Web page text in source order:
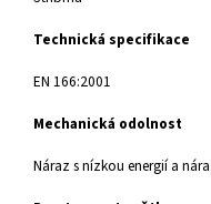
Technická specifikace
EN 166:2001
Mechanická odolnost
Náraz s nízkou energií a